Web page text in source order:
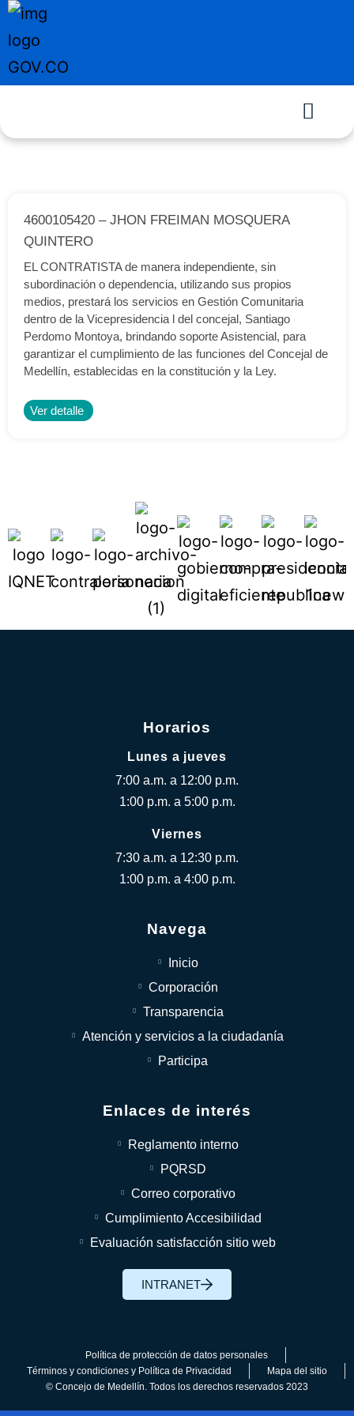
4600105420 – JHON FREIMAN MOSQUERA
QUINTERO
EL CONTRATISTA de manera independiente, sin
subordinación o dependencia, utilizando sus propios
medios, prestará los servicios en Gestión Comunitaria
dentro de la Vicepresidencia l del concejal, Santiago
Perdomo Montoya, brindando soporte Asistencial, para
garantizar el cumplimiento de las funciones del Concejal de
Medellín, establecidas en la constitución y la Ley.
Ver detalle
Horarios
Lunes a jueves
7:00 a.m. a 12:00 p.m.
1:00 p.m. a 5:00 p.m.
Viernes
7:30 a.m. a 12:30 p.m.
1:00 p.m. a 4:00 p.m.
Navega
Inicio
Corporación
Transparencia
Atención y servicios a la ciudadanía
Participa
Enlaces de interés
Reglamento interno
PQRSD
Correo corporativo
Cumplimiento Accesibilidad
Evaluación satisfacción sitio web
INTRANET
Política de protección de datos personales
Términos y condiciones y Política de Privacidad
Mapa del sitio
© Concejo de Medellín. Todos los derechos reservados 2023